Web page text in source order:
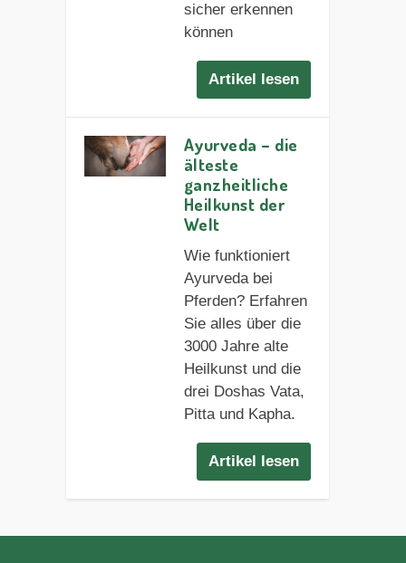
sicher erkennen
können
Artikel lesen
Ayurveda – die
älteste
ganzheitliche
Heilkunst der
Welt
Wie funktioniert
Ayurveda bei
Pferden? Erfahren
Sie alles über die
3000 Jahre alte
Heilkunst und die
drei Doshas Vata,
Pitta und Kapha.
Artikel lesen